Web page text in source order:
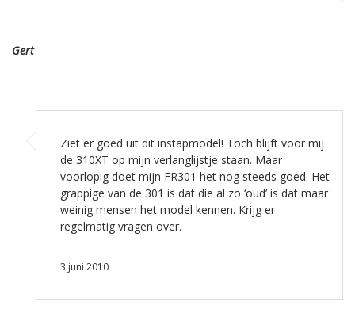
Gert
Ziet er goed uit dit instapmodel! Toch blijft voor mij
de 310XT op mijn verlanglijstje staan. Maar
voorlopig doet mijn FR301 het nog steeds goed. Het
grappige van de 301 is dat die al zo ‘oud’ is dat maar
weinig mensen het model kennen. Krijg er
regelmatig vragen over.
3 juni 2010